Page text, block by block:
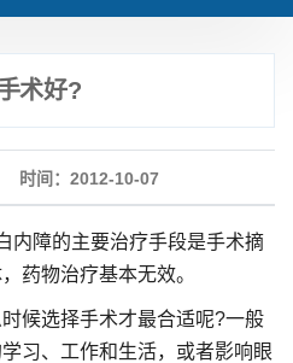
术好?
时间：2012-10-07
内障的主要治疗手段是手术摘
药物治疗基本无效。
候选择手术才最合适呢?一般
习、工作和生活，或者影响眼